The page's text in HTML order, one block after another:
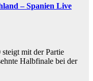
– Spanien Live
mit der Partie
Halbfinale bei der